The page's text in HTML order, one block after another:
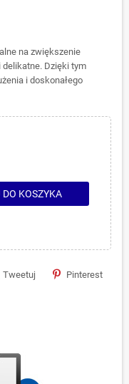
na zwiększenie
Dzięki tym
i doskonałego
DO KOSZYKA
Tweetuj Pinterest